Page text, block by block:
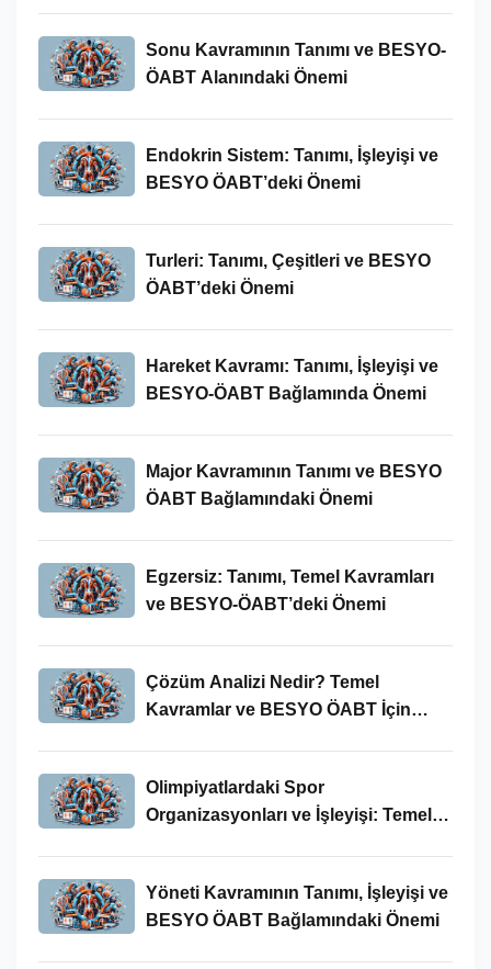
Sonu Kavramının Tanımı ve BESYO-
ÖABT Alanındaki Önemi
Endokrin Sistem: Tanımı, İşleyişi ve
BESYO ÖABT’deki Önemi
Turleri: Tanımı, Çeşitleri ve BESYO
ÖABT’deki Önemi
Hareket Kavramı: Tanımı, İşleyişi ve
BESYO-ÖABT Bağlamında Önemi
Major Kavramının Tanımı ve BESYO
ÖABT Bağlamındaki Önemi
Egzersiz: Tanımı, Temel Kavramları
ve BESYO-ÖABT’deki Önemi
Çözüm Analizi Nedir? Temel
Kavramlar ve BESYO ÖABT İçin
Olimpiyatlardaki Spor
Organizasyonları ve İşleyişi: Temel
Yöneti Kavramının Tanımı, İşleyişi ve
BESYO ÖABT Bağlamındaki Önemi